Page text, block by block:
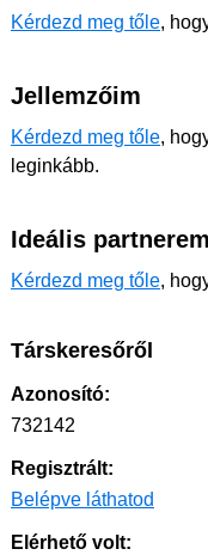
Kérdezd meg tőle,
Jellemzőim
Kérdezd meg tőle,
leginkább.
Ideális partnerem
Kérdezd meg tőle,
Társkeresőről
Azonosító:
732142
Regisztrált:
Belépve láthatod
Elérhető volt: